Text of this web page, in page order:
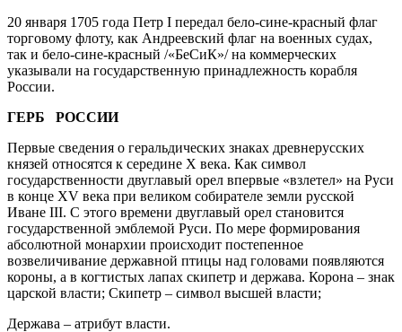
20 января 1705 года Петр I передал бело-сине-красный флаг
торговому флоту, как Андреевский флаг на военных судах,
так и бело-сине-красный /«БеСиК»/ на коммерческих
указывали на государственную принадлежность корабля
России.
ГЕРБ РОССИИ
Первые сведения о геральдических знаках древнерусских
князей относятся к середине Х века. Как символ
государственности двуглавый орел впервые «взлетел» на Руси
в конце XV века при великом собирателе земли русской
Иване III. С этого времени двуглавый орел становится
государственной эмблемой Руси. По мере формирования
абсолютной монархии происходит постепенное
возвеличивание державной птицы над головами появляются
короны, а в когтистых лапах скипетр и держава. Корона – знак
царской власти; Скипетр – символ высшей власти;
Держава – атрибут власти.